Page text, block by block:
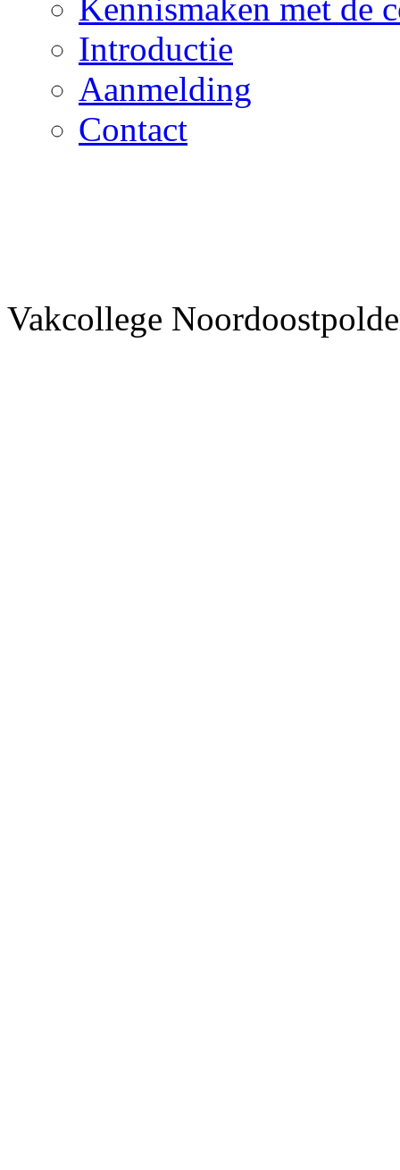
Kennismaken met de
Introductie
Aanmelding
Contact
Vakcollege